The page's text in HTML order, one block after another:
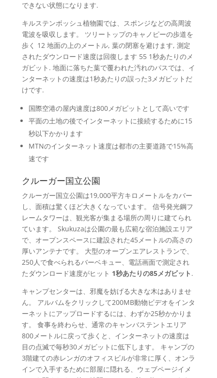
できない状態になります.
キルステンボッシュ植物園では、スポンジなどの高周波
電波を吸収します。 ツリートップのキャノピーの歩道を
歩く 12 地面の上のメートル, 葉の閉塞を避けます, 測定
されたダウンロード速度は回復します 55 1秒あたりのメ
ガビット. 地面に落ちた葉で覆われた汚れのパスでは、イ
ンターネットの速度は1秒あたりの誤った3メガビットだ
けです.
国際空港の屋内速度は800メガビットとして高いです
平面の土地の後でインターネットに接続するために15
秒以下かかります
MTNのインターネット速度は都市の主要道路で15%高
速です
クルーガー国立公園
クルーガー国立公園は19,000平方キロメートルをカバー
し、面積は驚くほど大きくなっています。 信号発光鋼フ
レームタワーは、観光客が集まる場所の周りに建てられ
ています。 Skukuzaは公園の最も広範な宿泊施設エリア
で、オープンスペースに建設された45メートルの高さの
厚いアンテナです。 大型のオープンエアレストランで、
250人で食べられるバーベキュー、電話画面で測定され
たダウンロード速度がヒット 1秒あたりの85メガビット .
キャンプセンターは、邪魔を妨げる大きな木はありませ
ん。 アルバムをクリックして200MB動物ビデオをインタ
ーネットにアップロードするには、わずか25秒かかりま
す。 食事を終わらせ、通常のキャンバステントエリア
800メートルに戻って歩くと、インターネットの速度は
目の点滅で毎秒30メガビットに低下します。 キャンプの
3階建ての赤レンガのオフィスビルが非常に厚く、オンラ
インで入手するために部屋に隠れる、ウェブページイメ